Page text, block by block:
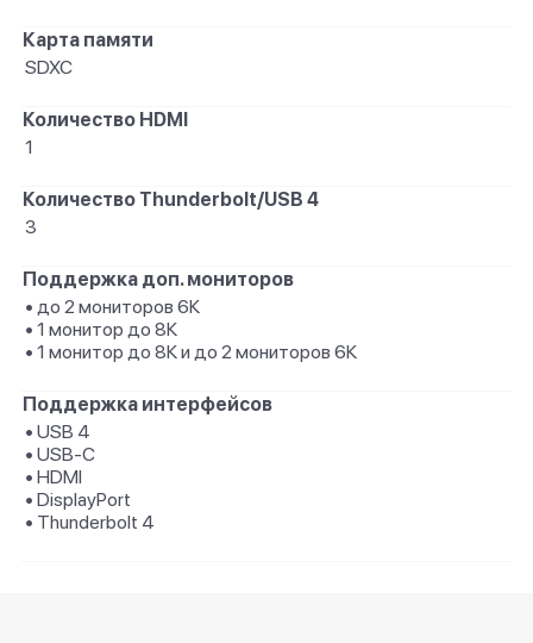
Карта памяти
SDXC
Количество HDMI
1
Количество Thunderbolt/USB 4
3
Поддержка доп. мониторов
• до 2 мониторов 6К
• 1 монитор до 8К
• 1 монитор до 8К и до 2 мониторов 6К
Поддержка интерфейсов
• USB 4
• USB-C
• HDMI
• DisplayPort
• Thunderbolt 4